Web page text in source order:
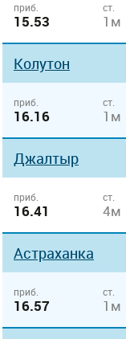
приб.
15.53
ст.
1м
Колутон
приб.
16.16
ст.
1м
Джалтыр
приб.
16.41
ст.
4м
Астраханка
приб.
16.57
ст.
1м